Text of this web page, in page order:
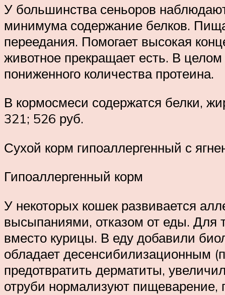
У большинства сеньоров
минимума содержание белков.
переедания. Помогает высокая
животное прекращает есть. В
пониженного количества протеина.
В кормосмеси содержатся белки,
321; 526 руб.
Сухой корм гипоаллергенный с
Гипоаллергенный корм
У некоторых кошек развивается
высыпаниями, отказом от еды. Для
вместо курицы. В еду добавили
обладает десенсибилизационным
предотвратить дерматиты,
отруби нормализуют